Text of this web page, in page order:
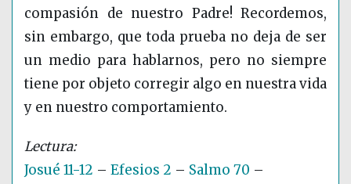
compasión de nuestro Padre! Recordemos,
sin embargo, que toda prueba no deja de ser
un medio para hablarnos, pero no siempre
tiene por objeto corregir algo en nuestra vida
y en nuestro comportamiento.
Josué 11-12 – Efesios 2 – Salmo 70 –